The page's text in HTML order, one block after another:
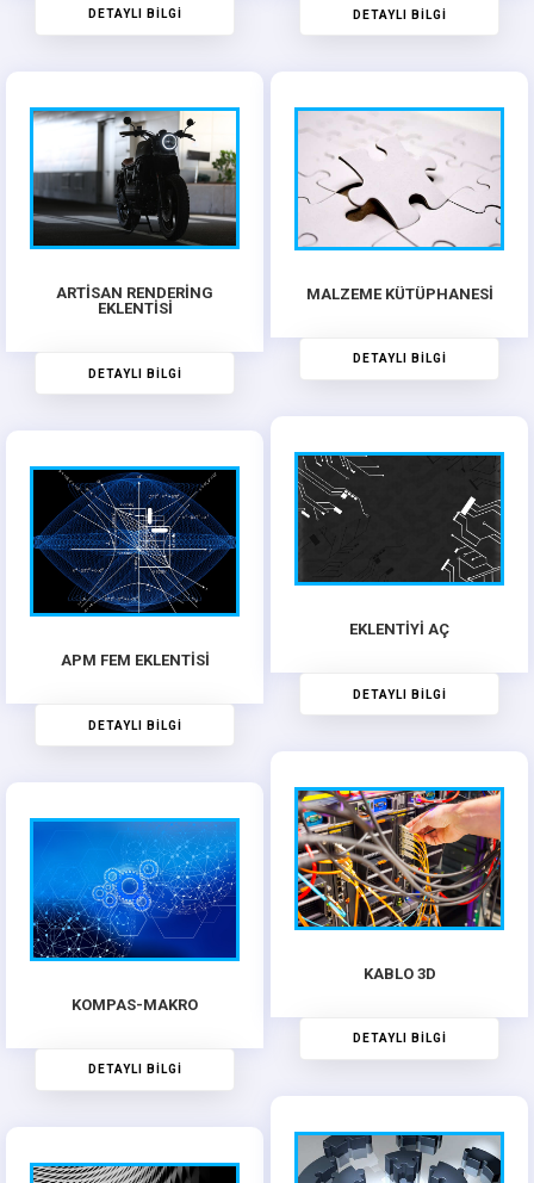
DETAYLI BİLGİ
ARTİSAN RENDERİNG
EKLENTİSİ
DETAYLI BİLGİ
APM FEM EKLENTİSİ
DETAYLI BİLGİ
KOMPAS-MAKRO
DETAYLI BİLGİ
DETAYLI BİLGİ
MALZEME KÜTÜPHANESİ
DETAYLI BİLGİ
EKLENTİYİ AÇ
DETAYLI BİLGİ
KABLO 3D
DETAYLI BİLGİ